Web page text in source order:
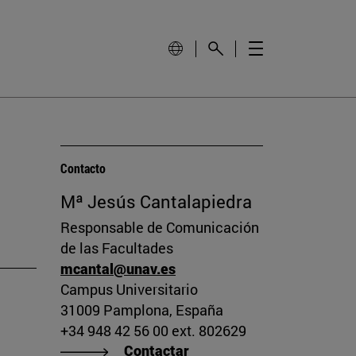
Contacto
Mª Jesús Cantalapiedra
Responsable de Comunicación
de las Facultades
mcantal@unav.es
Campus Universitario
31009 Pamplona, España
+34 948 42 56 00 ext. 802629
Contactar